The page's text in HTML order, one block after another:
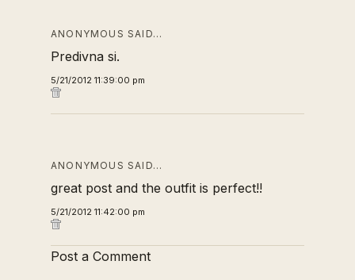
ANONYMOUS SAID…
Predivna si.
5/21/2012 11:39:00 pm
ANONYMOUS SAID…
great post and the outfit is perfect!!
5/21/2012 11:42:00 pm
Post a Comment